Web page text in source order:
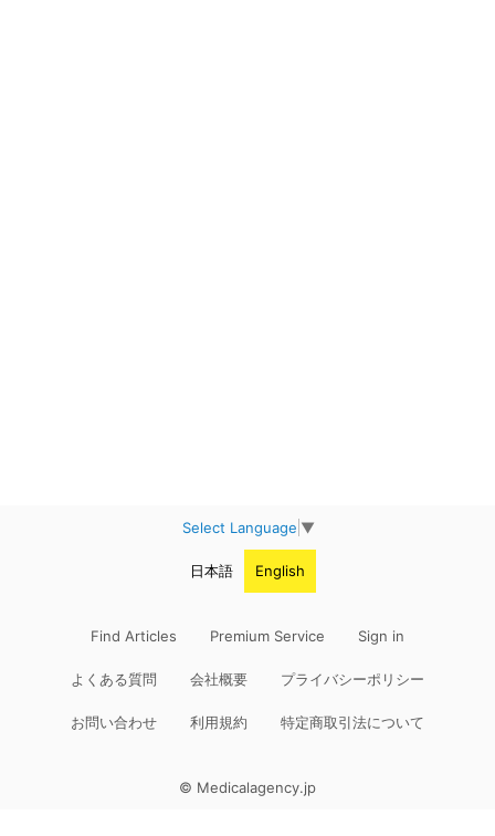
Select Language ▼
日本語 English
Find Articles Premium Service Sign in
よくある質問 会社概要 プライバシーポリシー
お問い合わせ 利用規約 特定商取引法について
© Medicalagency.jp